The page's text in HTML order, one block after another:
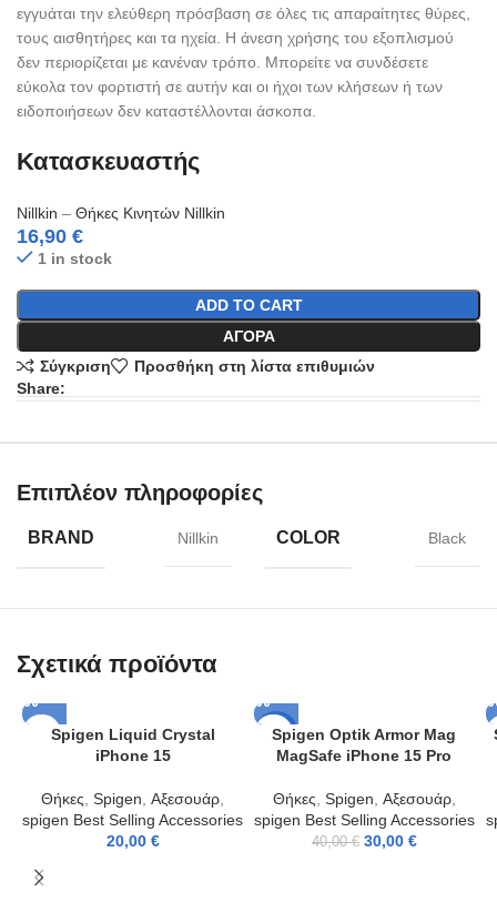
εγγυάται την ελεύθερη πρόσβαση σε όλες τις απαραίτητες θύρες,
τους αισθητήρες και τα ηχεία. Η άνεση χρήσης του εξοπλισμού
δεν περιορίζεται με κανέναν τρόπο. Μπορείτε να συνδέσετε
εύκολα τον φορτιστή σε αυτήν και οι ήχοι των κλήσεων ή των
ειδοποιήσεων δεν καταστέλλονται άσκοπα.
Κατασκευαστής
Nillkin –Θήκες Κινητών Nillkin
16,90€
1 in stock
ADD TO CART
ΑΓΟΡΆ
Σύγκριση
Προσθήκη στη λίστα επιθυμιών
Share:
Επιπλέον πληροφορίες
BRAND Nillkin COLOR Black
Σχετικά προϊόντα
Spigen Liquid Crystal
iPhone 15
Θήκες, Spigen, Αξεσουάρ,
spigen Best Selling Accessories
20,00 €
-25%
Spigen Optik Armor Mag
MagSafe iPhone 15 Pro
Θήκες, Spigen, Αξεσουάρ,
spigen Best Selling Accessories
40,00€ 30,00 €